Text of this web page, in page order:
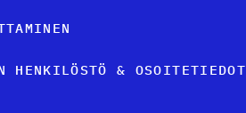
HENKILÖSTÖ & OSOITETIEDOT